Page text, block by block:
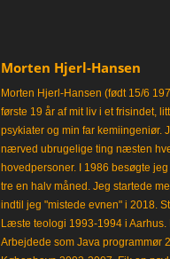
Morten Hjerl-Hansen
Morten Hjerl-Hansen (født 15/6
første 19 år af mit liv i et frisindet,
psykiater og min far kemiingeniør.
nærved ubrugelige ting næsten
hovedpersoner. I 1986 besøgte
tre en halv måned. Jeg startede
indtil jeg "mistede evnen" i 2018.
Læste teologi 1993-1994 i
Arbejdede som Java programmør